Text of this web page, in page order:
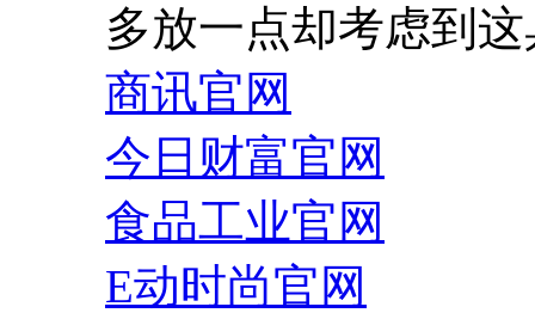
多放一点却考虑到
商讯官网
今日财富官网
食品工业官网
E动时尚官网